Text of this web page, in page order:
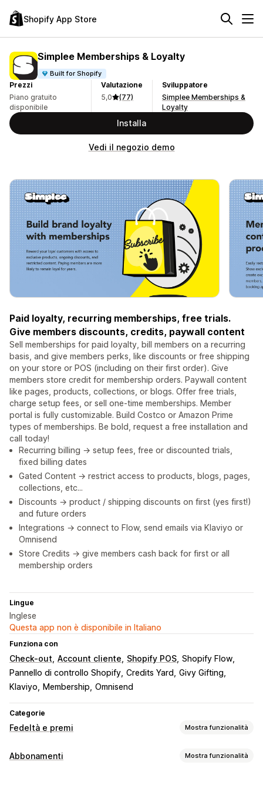
Shopify App Store
Simplee Memberships & Loyalty
Built for Shopify
Prezzi
Piano gratuito
disponibile
Valutazione
5,0
(77)
Sviluppatore
Simplee Memberships &
Loyalty
Installa
Vedi il negozio demo
Paid loyalty, recurring memberships, free trials.
Give members discounts, credits, paywall content
Sell memberships for paid loyalty, bill members on a recurring
basis, and give members perks, like discounts or free shipping
on your store or POS (including on their first order). Give
members store credit for membership orders. Paywall content
like pages, products, collections, or blogs. Offer free trials,
charge setup fees, or sell one-time memberships. Member
portal is fully customizable. Build Costco or Amazon Prime
types of memberships. Be bold, request a free installation and
call today!
Recurring billing → setup fees, free or discounted trials,
fixed billing dates
Gated Content → restrict access to products, blogs, pages,
collections, etc...
Discounts → product / shipping discounts on first (yes first!)
and future orders
Integrations → connect to Flow, send emails via Klaviyo or
Omnisend
Store Credits → give members cash back for first or all
membership orders
Lingue
Inglese
Questa app non è disponibile in Italiano
Funziona con
Check-out Account cliente Shopify POS Shopify Flow
Pannello di controllo Shopify Credits Yard
Givy Gifting
Klaviyo
Membership Omnisend
Categorie
Fedeltà e premi Mostra funzionalità
Tipi di programmi
Abbonamenti Mostra funzionalità